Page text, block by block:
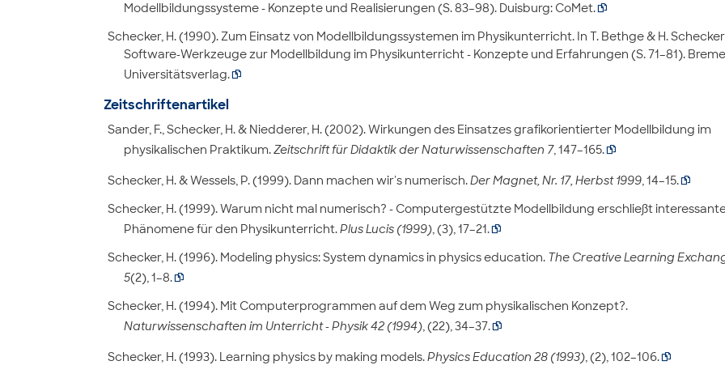
Modellbildungssysteme - Konzepte und Realisierungen (S. 83–98). Duisburg: CoMet.
Schecker, H. (1990). Zum Einsatz von Modellbildungssystemen im Physikunterricht. In T. Bethge & H.
Software-Werkzeuge zur Modellbildung im Physikunterricht - Konzepte und Erfahrungen (S. 71–81).
Universitätsverlag.
Zeitschriftenartikel
Sander, F., Schecker, H. & Niedderer, H. (2002). Wirkungen des Einsatzes grafikorientierter Modellbildung im
physikalischen Praktikum.Zeitschrift für Didaktik der Naturwissenschaften 7, 147–165.
Schecker, H. & Wessels, P. (1999). Dann machen wir's numerisch.Der Magnet, Nr. 17, Herbst 1999, 14–15.
Schecker, H. (1999). Warum nicht mal numerisch? - Computergestützte Modellbildung erschließt
Phänomene für den Physikunterricht.Plus Lucis (1999), (3), 17–21.
Schecker, H. (1996). Modeling physics: System dynamics in physics education. The Creative Learning
5(2), 1–8.
Schecker, H. (1994). Mit Computerprogrammen auf dem Weg zum physikalischen Konzept?.
Naturwissenschaften im Unterricht - Physik 42 (1994), (22), 34–37.
Schecker, H. (1993). Learning physics by making models.Physics Education 28 (1993), (2), 102–106.